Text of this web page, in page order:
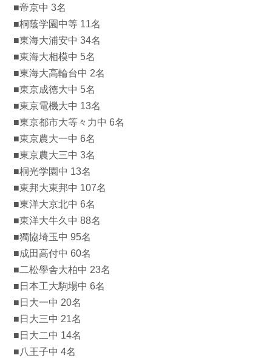
■帝京中 3名
■桐蔭学園中等 11名
■東海大浦安中 34名
■東海大相模中 5名
■東海大高輪台中 2名
■東京成徳大中 5名
■東京電機大中 13名
■東京都市大等々力中 6名
■東京農大一中 6名
■東京農大三中 3名
■桐光学園中 13名
■東邦大東邦中 107名
■東洋大京北中 6名
■東洋大牛久中 88名
■獨協埼玉中 95名
■成田高付中 60名
■二松學舎大柏中 23名
■日本工大駒場中 6名
■日大一中 20名
■日大三中 21名
■日大二中 14名
■八王子中 4名